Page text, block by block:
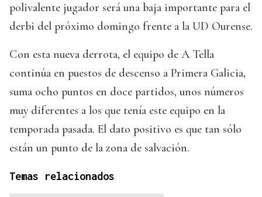
polivalente jugador será una baja importante para el
derbi del próximo domingo frente a la UD Ourense.
Con esta nueva derrota, el equipo de A Tella
continúa en puestos de descenso a Primera Galicia,
suma ocho puntos en doce partidos, unos números
muy diferentes a los que tenía este equipo en la
temporada pasada. El dato positivo es que tan sólo
están un punto de la zona de salvación.
Temas relacionados